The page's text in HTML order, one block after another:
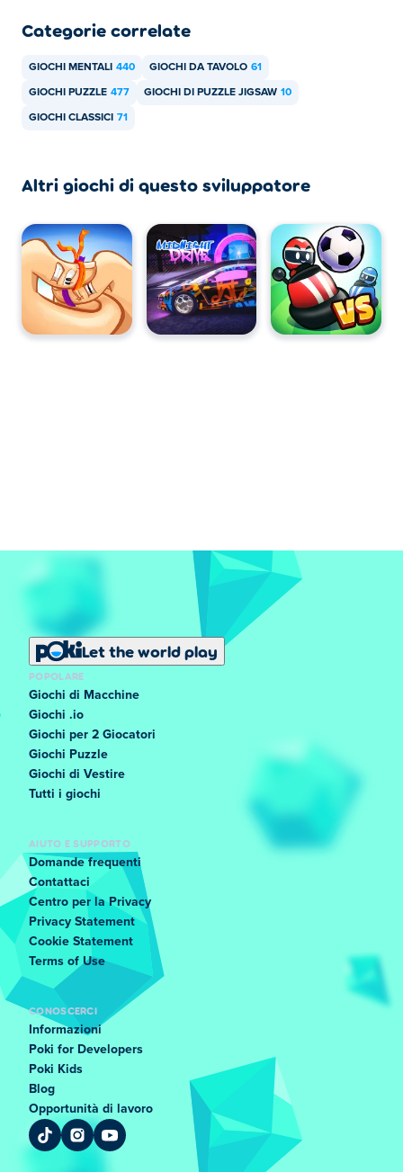
Categorie correlate
GIOCHI MENTALI 440 GIOCHI DA TAVOLO 61
GIOCHI PUZZLE 477 GIOCHI DI PUZZLE JIGSAW 10
GIOCHI CLASSICI 71
Altri giochi di questo sviluppatore
Let the world play
POPOLARE
Giochi di Macchine
Giochi .io
Giochi per 2 Giocatori
Giochi Puzzle
Giochi di Vestire
Tutti i giochi
AIUTO E SUPPORTO
Domande frequenti
Contattaci
Centro per la Privacy
Privacy Statement
Cookie Statement
Terms of Use
CONOSCERCI
Informazioni
Poki for Developers
Poki Kids
Blog
Opportunità di lavoro